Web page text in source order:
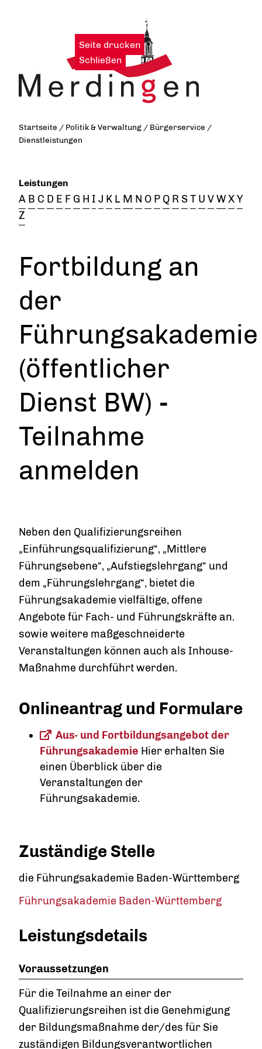
Seite drucken |
Schließen
Startseite / Politik & Verwaltung / Bürgerservice /
Dienstleistungen
Leistungen
A B C D E F G H I J K L M N O P Q R ST U VWXY
Z
Fortbildung an
der
Führungsakademie
(öffentlicher
Dienst BW) -
Teilnahme
anmelden
Neben den Qualifizierungsreihen
„Einführungsqualifizierung“, „Mittlere
Führungsebene“, „Aufstiegslehrgang“ und
dem „Führungslehrgang“, bietet die
Führungsakademie vielfältige, offene
Angebote für Fach- und Führungskräfte an.
sowie weitere maßgeschneiderte
Veranstaltungen können auch als Inhouse-
Maßnahme durchführt werden.
Onlineantrag und Formulare
Aus- und Fortbildungsangebot der
Führungsakademie Hier erhalten Sie
einen Überblick über die
Veranstaltungen der
Führungsakademie.
Zuständige Stelle
die Führungsakademie Baden-Württemberg
Führungsakademie Baden-Württemberg
Leistungsdetails
Voraussetzungen
Für die Teilnahme an einer der
Qualifizierungsreihen ist die Genehmigung
der Bildungsmaßnahme der/des für Sie
zuständigen Bildungsverantwortlichen